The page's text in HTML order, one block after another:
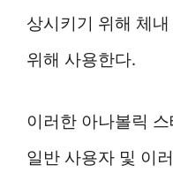
상시키기 위해 체
위해 사용한다.
이러한 아나볼릭
일반 사용자 및 이